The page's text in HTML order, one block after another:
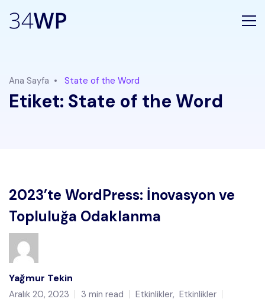
Ana Sayfa State of the Word
Etiket: State of the Word
2023’te WordPress: İnovasyon ve
Topluluğa Odaklanma
Yağmur Tekin
Aralık 20, 2023 3 min read Etkinlikler, Etkinlikler